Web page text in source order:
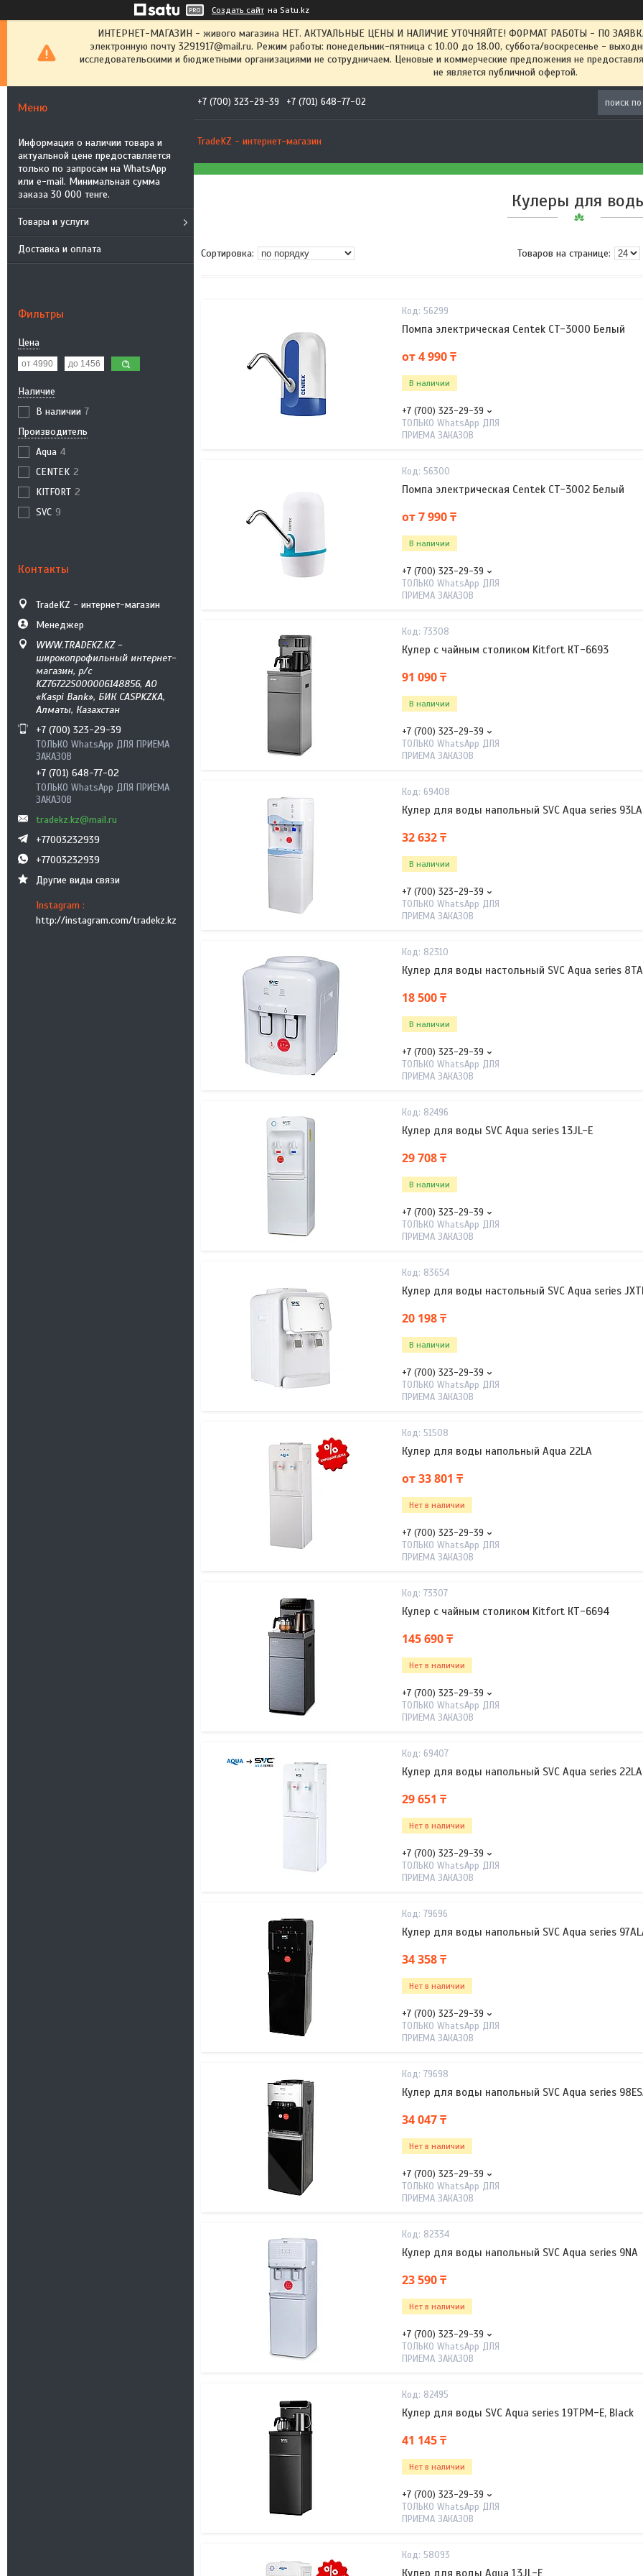
Создать сайт на Satu.kz
ИНТЕРНЕТ-МАГАЗИН - живого магазина НЕТ. АКТУАЛЬНЫЕ ЦЕНЫ И НАЛИЧИЕ УТОЧНЯЙТЕ! ФОРМАТ РАБОТЫ - ПО ЗАЯВКАМ
электронную почту 3291917@mail.ru. Режим работы: понедельник-пятница с 10.00 до 18.00, суббота/воскресенье -
исследовательскими и бюджетными организациями не сотрудничаем. Ценовые и коммерческие предложения не
не является публичной офертой.
Информация о наличии товара и
актуальной цене предоставляется
только по запросам на WhatsApp
или e-mail. Минимальная сумма
заказа 30 000 тенге.
Товары и услуги
Доставка и оплата
Фильтры
Цена
Наличие
В наличии 7
Производитель
Aqua 4
CENTEK 2
KITFORT 2
SVC 9
Контакты
TradeKZ - интернет-магазин
Менеджер
WWW.TRADEKZ.KZ -
широкопрофильный интернет-
магазин, р/с
KZ76722S000006148856, АО
«Kaspi Bank», БИК CASPKZKA,
Алматы, Казахстан
+7 (700) 323-29-39
ТОЛЬКО WhatsApp ДЛЯ ПРИЕМА
ЗАКАЗОВ
+7 (701) 648-77-02
ТОЛЬКО WhatsApp ДЛЯ ПРИЕМА
ЗАКАЗОВ
tradekz.kz@mail.ru
+77003232939
+77003232939
Другие виды связи
Instagram
http://instagram.com/tradekz.kz
+7 (700) 323-29-39 +7 (701) 648-77-02
TradeKZ - интернет-магазин
Кулеры для
56299
Помпа электрическая Centek CT-3000 Белый
от 4 990 ₸
В наличии
+7 (700) 323-29-39
ТОЛЬКО WhatsApp ДЛЯ
ПРИЕМА ЗАКАЗОВ
56300
Помпа электрическая Centek CT-3002 Белый
от 7 990 ₸
В наличии
+7 (700) 323-29-39
ТОЛЬКО WhatsApp ДЛЯ
ПРИЕМА ЗАКАЗОВ
73308
Кулер с чайным столиком Kitfort КТ-6693
91 090 ₸
В наличии
+7 (700) 323-29-39
ТОЛЬКО WhatsApp ДЛЯ
ПРИЕМА ЗАКАЗОВ
69408
Кулер для воды напольный SVC Aqua series 93LA
32 632 ₸
В наличии
+7 (700) 323-29-39
ТОЛЬКО WhatsApp ДЛЯ
ПРИЕМА ЗАКАЗОВ
82310
Кулер для воды настольный SVC Aqua series 8TA
18 500 ₸
В наличии
+7 (700) 323-29-39
ТОЛЬКО WhatsApp ДЛЯ
ПРИЕМА ЗАКАЗОВ
82496
Кулер для воды SVC Aqua series 13JL-E
29 708 ₸
В наличии
+7 (700) 323-29-39
ТОЛЬКО WhatsApp ДЛЯ
ПРИЕМА ЗАКАЗОВ
83654
Кулер для воды настольный SVC Aqua series
20 198 ₸
В наличии
+7 (700) 323-29-39
ТОЛЬКО WhatsApp ДЛЯ
ПРИЕМА ЗАКАЗОВ
51508
Кулер для воды напольный Aqua 22LA
от 33 801 ₸
Нет в наличии
+7 (700) 323-29-39
ТОЛЬКО WhatsApp ДЛЯ
ПРИЕМА ЗАКАЗОВ
73307
Кулер с чайным столиком Kitfort КТ-6694
145 690 ₸
Нет в наличии
+7 (700) 323-29-39
ТОЛЬКО WhatsApp ДЛЯ
ПРИЕМА ЗАКАЗОВ
69407
Кулер для воды напольный SVC Aqua series 22LA
29 651 ₸
Нет в наличии
+7 (700) 323-29-39
ТОЛЬКО WhatsApp ДЛЯ
ПРИЕМА ЗАКАЗОВ
79696
Кулер для воды напольный SVC Aqua series
34 358 ₸
Нет в наличии
+7 (700) 323-29-39
ТОЛЬКО WhatsApp ДЛЯ
ПРИЕМА ЗАКАЗОВ
79698
Кулер для воды напольный SVC Aqua series
34 047 ₸
Нет в наличии
+7 (700) 323-29-39
ТОЛЬКО WhatsApp ДЛЯ
ПРИЕМА ЗАКАЗОВ
82334
Кулер для воды напольный SVC Aqua series 9NA
23 590 ₸
Нет в наличии
+7 (700) 323-29-39
ТОЛЬКО WhatsApp ДЛЯ
ПРИЕМА ЗАКАЗОВ
82495
Кулер для воды SVC Aqua series 19TPM-E, Black
41 145 ₸
Нет в наличии
+7 (700) 323-29-39
ТОЛЬКО WhatsApp ДЛЯ
ПРИЕМА ЗАКАЗОВ
58093
Кулер для воды Aqua 13JL-E